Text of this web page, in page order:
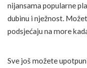
nijansama popularne
dubinu i nježnost.
podsjećaju na more
Sve još možete